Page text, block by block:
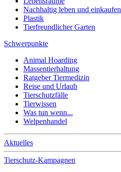
Nachhaltig leben und einkaufen
Plastik
Tierfreundlicher Garten
Schwerpunkte
Animal Hoarding
Massentierhaltung
Ratgeber Tiermedizin
Reise und Urlaub
Tierschutzfälle
Tierwissen
Was tun wenn...
Welpenhandel
Aktuelles
Tierschutz-Kampagnen